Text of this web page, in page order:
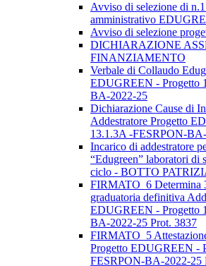
Avviso di selezione di n.1
amministrativo
Avviso di selezione
DICHIARAZIONE
FINANZIAMENTO
Verbale di Collaudo
EDUGREEN - Progetto
BA-2022-25
Dichiarazione Cause di
Addestratore Progetto
13.1.3A -FESRPON-
Incarico di addestratore
“Edugreen” laboratori di
ciclo - BOTTO
FIRMATO_6 Determina
graduatoria definitiva
EDUGREEN - Progetto
BA-2022-25 Prot. 3837
FIRMATO_5
Progetto EDUGREEN -
FESRPON-BA-2022-25